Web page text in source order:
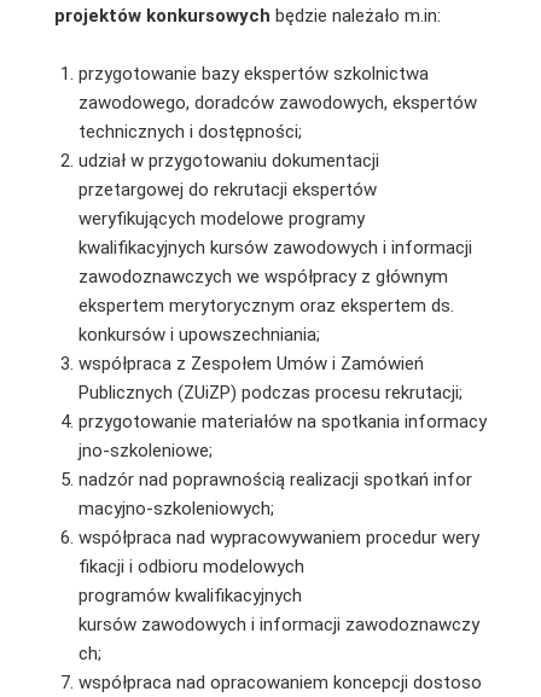
projektów konkursowych będzie należało m.in:
przygotowanie bazy ekspertów szkolnictwa
zawodowego, doradców zawodowych, ekspertów
technicznych i dostępności;
udział w przygotowaniu dokumentacji
przetargowej do rekrutacji ekspertów
weryfikujących modelowe programy
kwalifikacyjnych kursów zawodowych i informacji
zawodoznawczych we współpracy z głównym
ekspertem merytorycznym oraz ekspertem ds.
konkursów i upowszechniania;
współpraca z Zespołem Umów i Zamówień
Publicznych (ZUiZP) podczas procesu rekrutacji;
przygotowanie materiałów na spotkania informacy
jno-szkoleniowe;
nadzór nad poprawnością realizacji spotkań infor
macyjno-szkoleniowych;
współpraca nad wypracowywaniem procedur wery
fikacji i odbioru modelowych
programów kwalifikacyjnych
kursów zawodowych i informacji zawodoznawczy
ch;
współpraca nad opracowaniem koncepcji dostoso